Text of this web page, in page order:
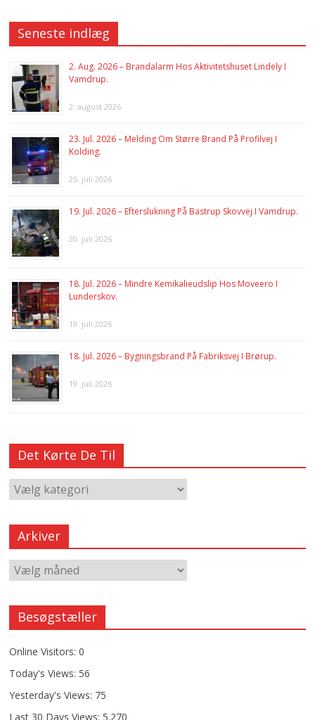
Seneste indlæg
2. Aug. 2026 – Brandalarm Hos Aktivitetshuset Lindely I
Vamdrup.
2. august 2026
23. Jul. 2026 – Melding Om Større Brand På Profilvej I
Kolding.
25. juli 2026
19. Jul. 2026 – Efterslukning På Bastrup Skovvej I Vamdrup.
20. juli 2026
18. Jul. 2026 – Mindre Kemikalieudslip Hos Moveero I
Lunderskov.
19. juli 2026
18. Jul. 2026 – Bygningsbrand På Fabriksvej I Brørup.
19. juli 2026
Det Kørte De Til
Arkiver
Besøgstæller
Online Visitors:0
Today's Views: 56
Yesterday's Views: 75
Last 30 Days Views: 5.270